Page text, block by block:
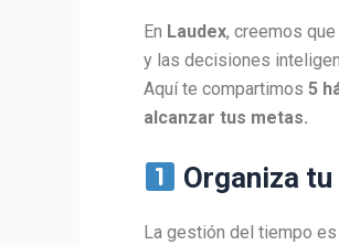
En Laudex, creemos
y las decisiones
Aquí te compartimos 5
alcanzar tus metas.
Organiza
La gestión del tiempo